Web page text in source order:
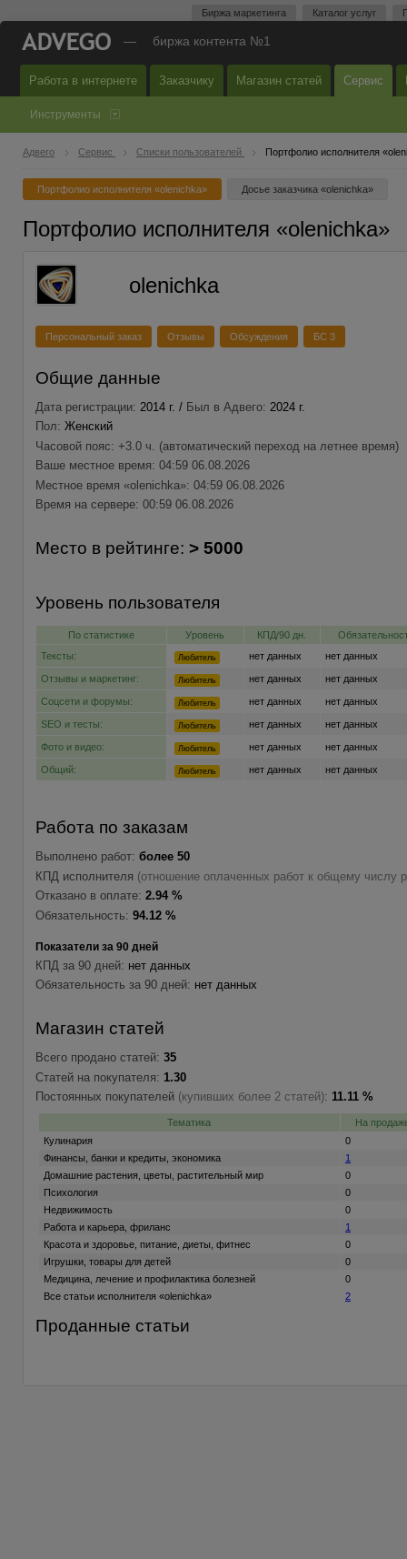
Биржа маркетинга Каталог услуг
— биржа контента №1
Работа в интернете Заказчику Магазин статей Сервис
Инструменты
Адвего Сервис Списки пользователей Портфолио исполнителя
Портфолио исполнителя «olenichka» Досье заказчика «olenichka»
Портфолио исполнителя «olenichka»
olenichka
Персональный заказ Отзывы Обсуждения БС 3
Общие данные
Дата регистрации: 2014 г. / Был в Адвего: 2024 г.
Пол: Женский
Часовой пояс: +3.0 ч. (автоматический переход на летнее время)
Ваше местное время: 04:59 06.08.2026
Местное время «olenichka»: 04:59 06.08.2026
Время на сервере: 00:59 06.08.2026
Место в рейтинге: > 5000
Уровень пользователя
По статистике Уровень КПД/90 дн.
Тексты:
Любитель нет данных нет данных
Отзывы и маркетинг: Любитель нет данных нет данных
Соцсети и форумы: Любитель нет данных нет данных
SEO и тесты: Любитель нет данных нет данных
Фото и видео: Любитель нет данных нет данных
Общий: Любитель нет данных нет данных
Работа по заказам
Выполнено работ: более 50
КПД исполнителя (отношение оплаченных работ к общему числу
Отказано в оплате: 2.94 %
Обязательность: 94.12 %
Показатели за 90 дней
КПД за 90 дней: нет данных
Обязательность за 90 дней: нет данных
Магазин статей
Всего продано статей: 35
Статей на покупателя: 1.30
Постоянных покупателей (купивших более 2 статей): 11.11 %
Тематика
На
Кулинария
0
Финансы, банки и кредиты, экономика
1
Домашние растения, цветы, растительный мир
0
Психология
0
Недвижимость
0
Работа и карьера, фриланс
1
Красота и здоровье, питание, диеты, фитнес
0
Игрушки, товары для детей
0
Медицина, лечение и профилактика болезней
0
Все статьи исполнителя «olenichka»
2
Проданные статьи